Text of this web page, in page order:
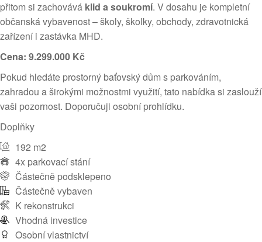
přitom si zachovává klid a soukromí. V dosahu je kompletní
občanská vybavenost – školy, školky, obchody, zdravotnická
zařízení i zastávka MHD.
Cena: 9.299.000 Kč
Pokud hledáte prostorný baťovský dům s parkováním,
zahradou a širokými možnostmi využití, tato nabídka si zaslouží
vaši pozornost. Doporučuji osobní prohlídku.
Doplňky
192 m2
4x parkovací stání
Částečně podsklepeno
Částečně vybaven
K rekonstrukci
Vhodná investice
Osobní vlastnictví